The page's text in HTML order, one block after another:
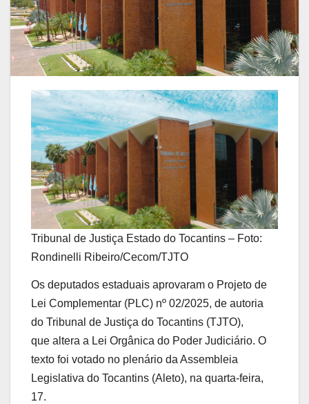
Tribunal de Justiça Estado do Tocantins – Foto:
Rondinelli Ribeiro/Cecom/TJTO
Os deputados estaduais aprovaram o Projeto de
Lei Complementar (PLC) nº 02/2025, de autoria
do Tribunal de Justiça do Tocantins (TJTO),
que altera a Lei Orgânica do Poder Judiciário. O
texto foi votado no plenário da Assembleia
Legislativa do Tocantins (Aleto), na quarta-feira,
17.